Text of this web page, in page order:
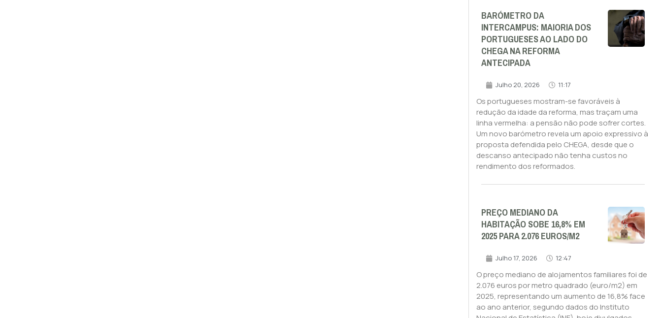
BARÓMETRO DA
INTERCAMPUS: MAIORIA DOS
PORTUGUESES AO LADO DO
CHEGA NA REFORMA
ANTECIPADA
Julho 20, 2026 11:17
Os portugueses mostram-se favoráveis à
redução da idade da reforma, mas traçam uma
linha vermelha: a pensão não pode sofrer cortes.
Um novo barómetro revela um apoio expressivo à
proposta defendida pelo CHEGA, desde que o
descanso antecipado não tenha custos no
rendimento dos reformados.
PREÇO MEDIANO DA
HABITAÇÃO SOBE 16,8% EM
2025 PARA 2.076 EUROS/M2
Julho 17, 2026 12:47
O preço mediano de alojamentos familiares foi de
2.076 euros por metro quadrado (euro/m2) em
2025, representando um aumento de 16,8% face
ao ano anterior, segundo dados do Instituto